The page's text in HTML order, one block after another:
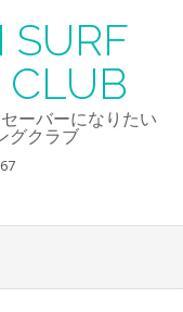
SURF
CLUB
ーバーになりたい
グクラブ